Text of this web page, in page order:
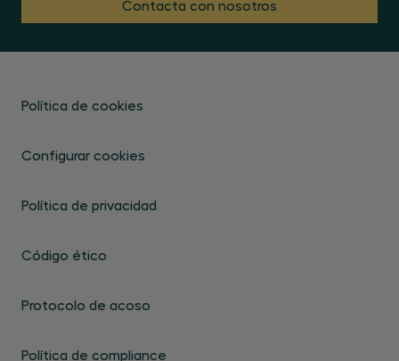
Contacta con nosotros
Política de cookies
Configurar cookies
Política de privacidad
Código ético
Protocolo de acoso
Política de compliance